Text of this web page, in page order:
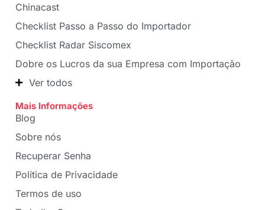
Chinacast
Checklist Passo a Passo do Importador
Checklist Radar Siscomex
Dobre os Lucros da sua Empresa com Importação
Ver todos
Mais Informações
Blog
Sobre nós
Recuperar Senha
Política de Privacidade
Termos de uso